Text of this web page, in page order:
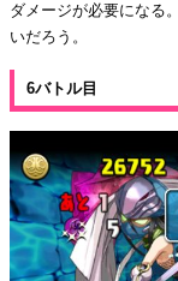
ダメージが必要になる
いだろう。
6バトル目